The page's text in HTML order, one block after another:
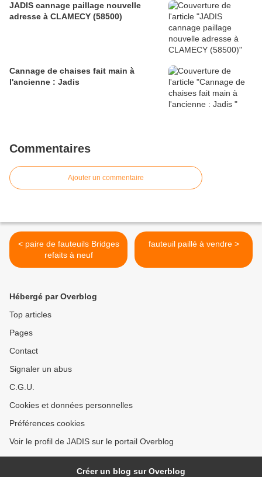
JADIS cannage paillage nouvelle
adresse à CLAMECY (58500)
Cannage de chaises fait main à
l'ancienne : Jadis
Commentaires
Ajouter un commentaire
< paire de fauteuils Bridges
refaits à neuf
fauteuil paillé à vendre >
Hébergé par Overblog
Top articles
Pages
Contact
Signaler un abus
C.G.U.
Cookies et données personnelles
Préférences cookies
Voir le profil de JADIS sur le portail Overblog
Créer un blog sur Overblog